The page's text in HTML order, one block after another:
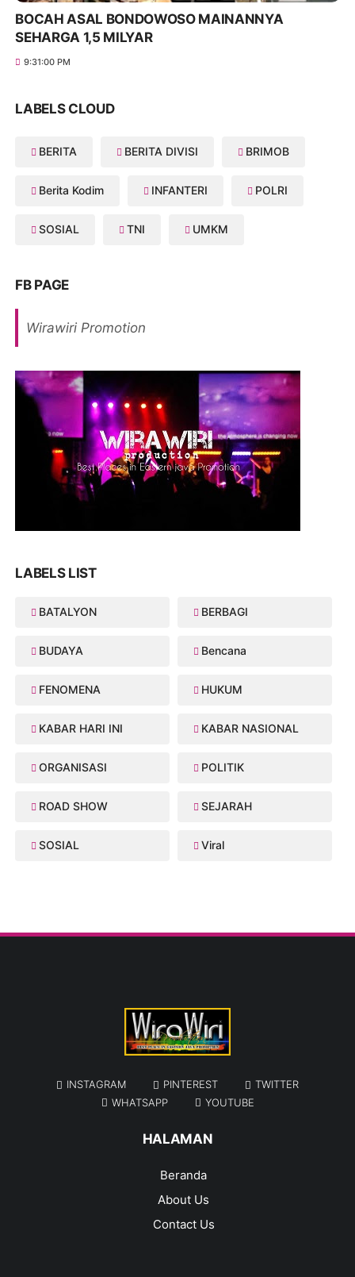
BOCAH ASAL BONDOWOSO MAINANNYA
SEHARGA 1,5 MILYAR
9:31:00 PM
LABELS CLOUD
BERITA BERITA DIVISI BRIMOB
Berita Kodim INFANTERI POLRI
SOSIAL TNI UMKM
FB PAGE
Wirawiri Promotion
LABELS LIST
BATALYON BERBAGI
BUDAYA Bencana
FENOMENA HUKUM
KABAR HARI INI KABAR NASIONAL
ORGANISASI POLITIK
ROAD SHOW SEJARAH
SOSIAL Viral
INSTAGRAM PINTEREST
TWITTER
WHATSAPP
YOUTUBE
HALAMAN
Beranda
About Us
Contact Us